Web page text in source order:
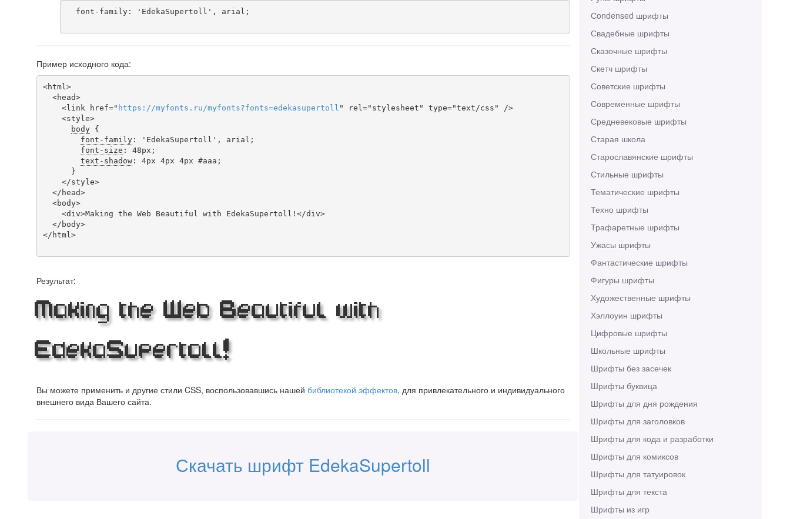
Сondensed шрифты
Свадебные шрифты
Сказочные шрифты
Скетч шрифты
Советские шрифты
Современные шрифты
Средневековые шрифты
Старая школа
Старославянские шрифты
Стильные шрифты
Тематические шрифты
Техно шрифты
Трафаретные шрифты
Ужасы шрифты
Фантастические шрифты
Фигуры шрифты
Художественные шрифты
Хэллоуин шрифты
Цифровые шрифты
Школьные шрифты
Шрифты без засечек
Шрифты буквица
Шрифты для дня рождения
Шрифты для заголовков
Шрифты для кода и разработки
Шрифты для комиксов
Шрифты для татуировок
Шрифты для текста
Шрифты из игр
Пример исходного кода:
<html>
    <link href="
https ://myfonts . ru /myfonts?fonts=edekasupertoll " rel="stylesheet" type="text/css" />
body {
font-family: 'EdekaSupertoll', arial;
font-size : 48px;
text-shadow: 4px 4px 4px #aaa;
</html>
Результат:
Making the Web Beautiful with
EdekaSupertoll!
Вы можете применить и другие стили CSS, воспользовавшись нашей библиотекой эффектов, для привлекательного и индивидуального
внешнего вида Вашего сайта.
Скачать шрифт EdekaSupertoll